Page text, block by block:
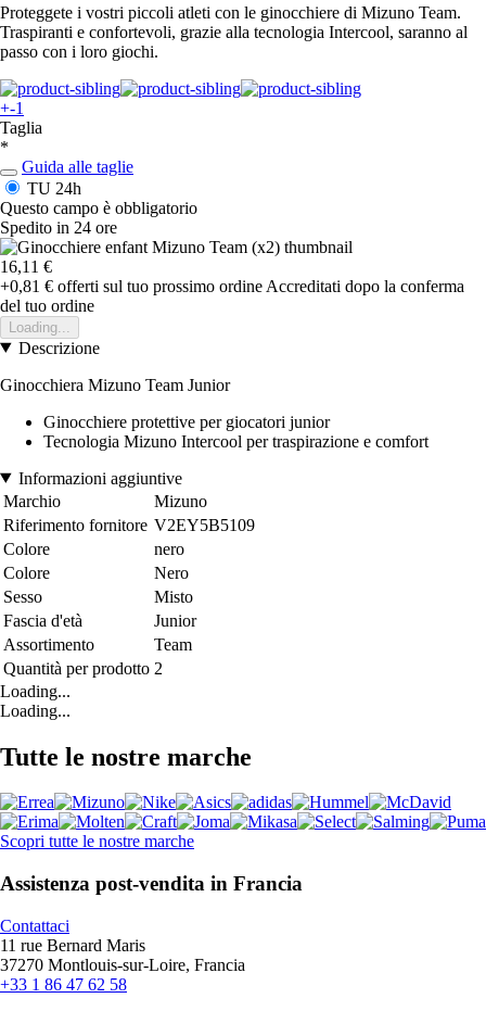
Proteggete i vostri piccoli atleti con le ginocchiere di Mizuno Team.
Traspiranti e confortevoli, grazie alla tecnologia Intercool, saranno al
passo con i loro giochi.
+-1
Taglia
*
Guida alle taglie
TU 24h
Questo campo è obbligatorio
Spedito in 24 ore
16,11 €
+0,81 € offerti sul tuo prossimo ordine Accreditati dopo la conferma
del tuo ordine
Loading...
Descrizione
Ginocchiera Mizuno Team Junior
Ginocchiere protettive per giocatori junior
Tecnologia Mizuno Intercool per traspirazione e comfort
Informazioni aggiuntive
Marchio
Mizuno
Riferimento fornitore V2EY5B5109
Colore
nero
Colore
Nero
Sesso
Misto
Fascia d'età
Junior
Assortimento
Team
Quantità per prodotto 2
Loading...
Loading...
Tutte le nostre marche
Scopri tutte le nostre marche
Assistenza post-vendita in Francia
Contattaci
11 rue Bernard Maris
37270 Montlouis-sur-Loire, Francia
+33 1 86 47 62 58